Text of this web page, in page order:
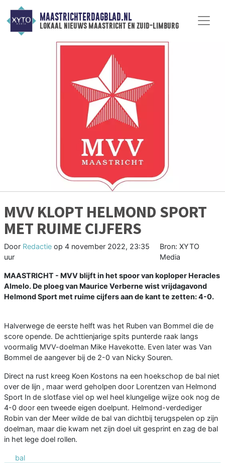
MAASTRICHTERDAGBLAD.NL
lokaal nieuws maastricht en zuid-limburg
MVV KLOPT HELMOND SPORT
MET RUIME CIJFERS
Door Redactie op 4 november 2022, 23:35
uur
Bron: XYTO
Media
MAASTRICHT - MVV blijft in het spoor van koploper Heracles
Almelo. De ploeg van Maurice Verberne wist vrijdagavond
Helmond Sport met ruime cijfers aan de kant te zetten: 4-0.
Halverwege de eerste helft was het Ruben van Bommel die de
score opende. De achttienjarige spits punterde raak langs
voormalig MVV-doelman Mike Havekotte. Even later was Van
Bommel de aangever bij de 2-0 van Nicky Souren.
Direct na rust kreeg Koen Kostons na een hoekschop de bal niet
over de lijn , maar werd geholpen door Lorentzen van Helmond
Sport In de slotfase viel op wel heel klungelige wijze ook nog de
4-0 door een tweede eigen doelpunt. Helmond-verdediger
Robin van der Meer wilde de bal van dichtbij terugspelen op zijn
doelman, maar die kwam net zijn doel uit gesprint en zag de bal
in het lege doel rollen.
bal